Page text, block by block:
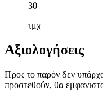
αναλύουμε την
διεύθυνση IP σας,
για να αποθηκεύουμε
στη συσκευή σας, με
διαφημίσεις και
μας και την ανάπτυξη
30
τμχ
Αξιολογήσεις
Προς το παρόν δεν
προστεθούν, θα